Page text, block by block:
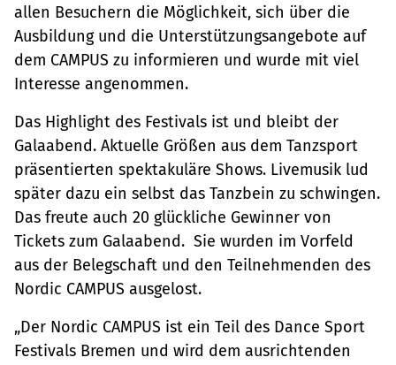
allen Besuchern die Möglichkeit, sich über die
Ausbildung und die Unterstützungsangebote auf
dem CAMPUS zu informieren und wurde mit viel
Interesse angenommen.
Das Highlight des Festivals ist und bleibt der
Galaabend. Aktuelle Größen aus dem Tanzsport
präsentierten spektakuläre Shows. Livemusik lud
später dazu ein selbst das Tanzbein zu schwingen.
Das freute auch 20 glückliche Gewinner von
Tickets zum Galaabend. Sie wurden im Vorfeld
aus der Belegschaft und den Teilnehmenden des
Nordic CAMPUS ausgelost.
„Der Nordic CAMPUS ist ein Teil des Dance Sport
Festivals Bremen und wird dem ausrichtenden